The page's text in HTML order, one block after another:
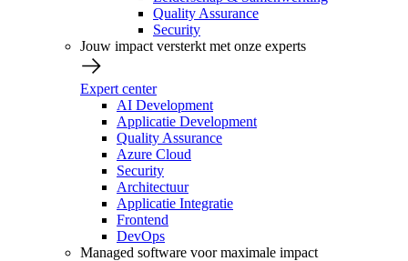
Quality Assurance
Security
Jouw impact versterkt met onze experts
Expert center
AI Development
Applicatie Development
Quality Assurance
Azure Cloud
Security
Architectuur
Applicatie Integratie
Frontend
DevOps
Managed software voor maximale impact